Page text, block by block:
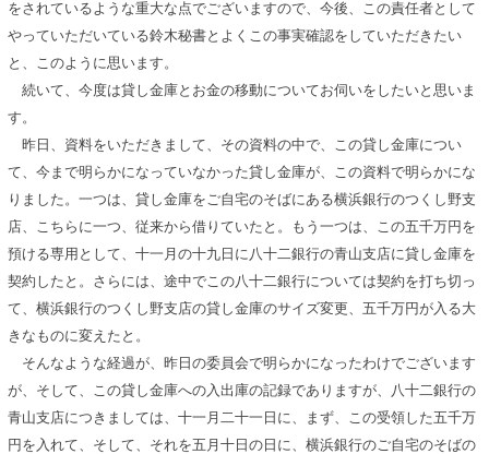
をされているような重大な点でございますので、今後、この責任者として
やっていただいている鈴木秘書とよくこの事実確認をしていただきたい
と、このように思います。
続いて、今度は貸し金庫とお金の移動についてお伺いをしたいと思いま
す。
昨日、資料をいただきまして、その資料の中で、この貸し金庫につい
て、今まで明らかになっていなかった貸し金庫が、この資料で明らかにな
りました。一つは、貸し金庫をご自宅のそばにある横浜銀行のつくし野支
店、こちらに一つ、従来から借りていたと。もう一つは、この五千万円を
預ける専用として、十一月の十九日に八十二銀行の青山支店に貸し金庫を
契約したと。さらには、途中でこの八十二銀行については契約を打ち切っ
て、横浜銀行のつくし野支店の貸し金庫のサイズ変更、五千万円が入る大
きなものに変えたと。
そんなような経過が、昨日の委員会で明らかになったわけでございます
が、そして、この貸し金庫への入出庫の記録でありますが、八十二銀行の
青山支店につきましては、十一月二十一日に、まず、この受領した五千万
円を入れて、そして、それを五月十日の日に、横浜銀行のご自宅のそばの